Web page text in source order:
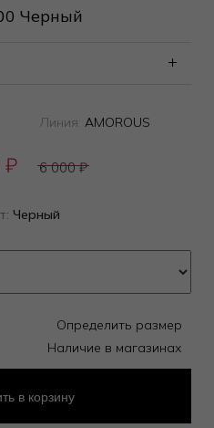
Черный
Линия: AMOROUS
₽ 6 000₽
Черный
Определить размер
Наличие в магазинах
в корзину